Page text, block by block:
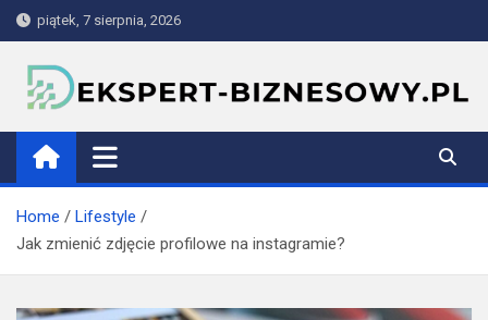
Skip
to
content
piątek, 7 sierpnia, 2026
ekspert-biznesowy.pl
Home
Lifestyle
Jak zmienić zdjęcie profilowe na instagramie?